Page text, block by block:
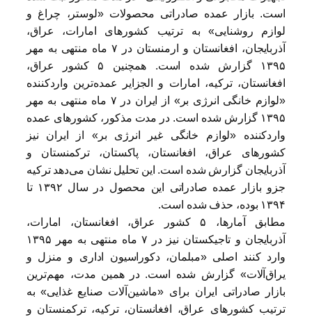
است. بازار عمده صادراتی محصولات «لوستر، چراغ و
لوازم روشنایی» به ترتیب کشورهای امارات، عراق،
آذربایجان، افغانستان و ارمنستان در ۷ ماه منتهی به مهر
۱۳۹۵ گزارش شده است. همچنین ۵ کشور عراق،
افغانستان، ترکیه، امارات و الجزایر عمده‌ترین وارد‌کننده
«لوازم خانگی انرژی بر» از ایران در ۷ ماه منتهی به مهر
۱۳۹۵ گزارش شده است. در مدت مذکور، کشورهای عمده
واردکننده «لوازم خانگی غیر انرژی بر» از ایران نیز
کشورهای عراق، افغانستان، پاکستان، ترکمنستان و
آذربایجان گزارش شده است. این تحلیل نشان می‌دهد ترکیه
جزو بازار عمده صادراتی این محصول در سال ۱۳۹۲ تا
۱۳۹۴ بوده، حذف شده است.
مطابق آمارها، ۵ کشور عراق، افغانستان، امارات،
آذربایجان و تاجیکستان نیز در ۷ ماه منتهی به مهر ۱۳۹۵
وارد کنند اصلی «مبلمان، دکوراسیون اداری و منزل و
یراق‌آلات» گزارش شده است. در همین مدت، مهم‌ترین
بازار صادراتی ایران برای «ماشین‌آلات صنایع غذایی» به
ترتیب کشورهای عراق، افغانستان، ترکیه، ترکمنستان و